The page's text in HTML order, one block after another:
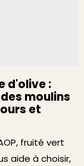
d'olive :
moulins
et
fruité vert
aide à choisir,